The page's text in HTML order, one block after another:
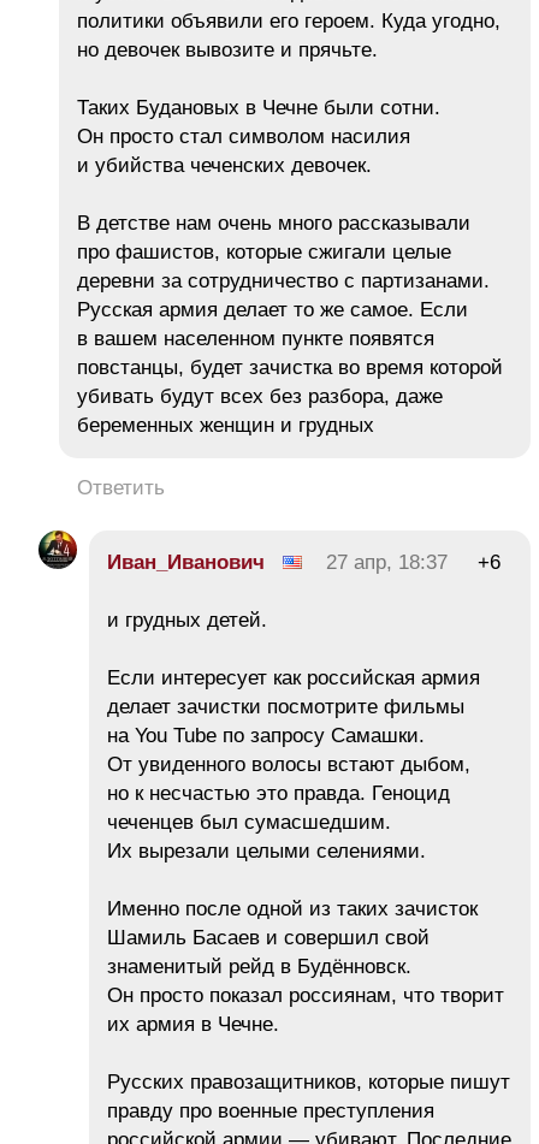
политики объявили его героем. Куда угодно,
но девочек вывозите и прячьте.
Таких Будановых в Чечне были сотни.
Он просто стал символом насилия
и убийства чеченских девочек.
В детстве нам очень много рассказывали
про фашистов, которые сжигали целые
деревни за сотрудничество с партизанами.
Русская армия делает то же самое. Если
в вашем населенном пункте появятся
повстанцы, будет зачистка во время которой
убивать будут всех без разбора, даже
беременных женщин и грудных
Ответить
Иван_Иванович 27 апр, 18:37 +6
и грудных детей.
Если интересует как российская армия
делает зачистки посмотрите фильмы
на You Tube по запросу Самашки.
От увиденного волосы встают дыбом,
но к несчастью это правда. Геноцид
чеченцев был сумасшедшим.
Их вырезали целыми селениями.
Именно после одной из таких зачисток
Шамиль Басаев и совершил свой
знаменитый рейд в Будённовск.
Он просто показал россиянам, что творит
их армия в Чечне.
Русских правозащитников, которые пишут
правду про военные преступления